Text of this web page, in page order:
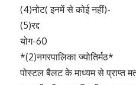
(4)नोट( इनमें से कोई नहीं)-
(5)रद्द
योग-60
*(2)नगरपालिका ज्योतिर्मठ*
पोस्टल बैलट के माध्यम से प्राप्त